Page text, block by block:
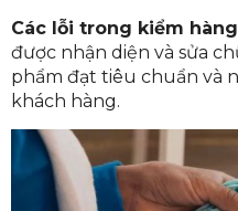
Các lỗi trong kiểm
được nhận diện và sửa
phẩm đạt tiêu chuẩn và
khách hàng.